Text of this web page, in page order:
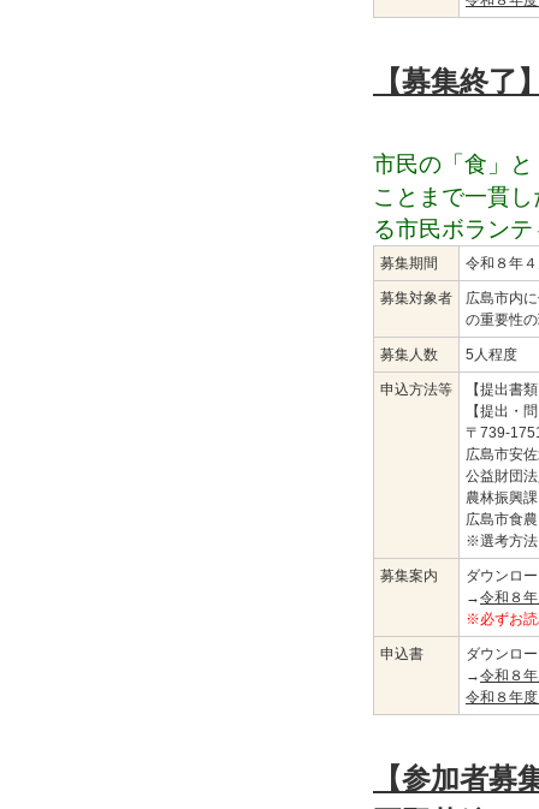
【募集終
市民の「食」
ことまで一貫
る市民ボラン
募集期間 令和８年
募集対象者
広島市内
の重要性
募集人数 5人程度
申込方法等
【提出書
【提出・
〒739-
広島市安
公益財団
農林振興課
広島市食
※選考方法
募集案内
ダウンロ
→令和８
※必ずお読
申込書
ダウンロ
→令和８
令和８年
【参加者